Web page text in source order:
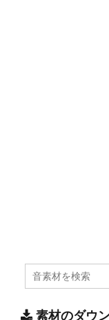
素材のダウ